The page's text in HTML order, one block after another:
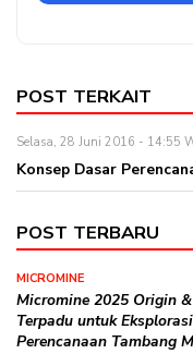
POST TERKAIT
Selasa, 28 Juni 2016 - 14:55
Konsep Dasar
POST TERBARU
MICROMINE
Micromine 2025 Origin
Terpadu untuk
Perencanaan Tambang